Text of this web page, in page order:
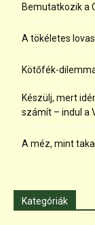
Bemutatkozik a
A tökéletes
Kötőfék-
Készülj, mert
számít – indul a
A méz, mint
Kategóriák